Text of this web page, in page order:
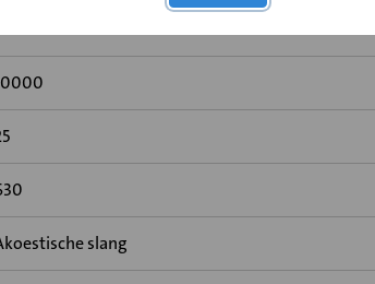
slang